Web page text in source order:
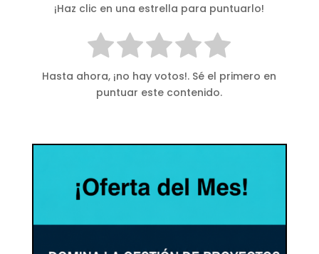
¡Haz clic en una estrella para puntuarlo!
Hasta ahora, ¡no hay votos!. Sé el primero en
puntuar este contenido.